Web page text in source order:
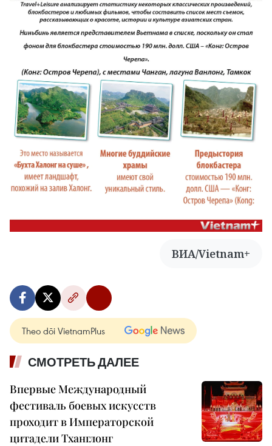
ВИА/Vietnam+
Theo dõi VietnamPlus
СМОТРЕТЬ ДАЛЕЕ
Впервые Международный
фестиваль боевых искусств
проходит в Императорской
цитадели Тханглонг